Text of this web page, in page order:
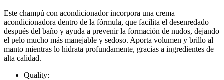
Este champú con acondicionador incorpora una crema
acondicionadora dentro de la fórmula, que facilita el desenredado
después del baño y ayuda a prevenir la formación de nudos, dejando
el pelo mucho más manejable y sedoso. Aporta volumen y brillo al
manto mientras lo hidrata profundamente, gracias a ingredientes de
alta calidad.
Quality: